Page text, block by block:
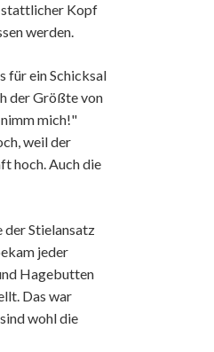
stattlicher Kopf
werden.
für ein Schicksal
der Größte von
nimm mich!"
weil der
hoch. Auch die
der Stielansatz
jeder
Hagebutten
Das war
wohl die